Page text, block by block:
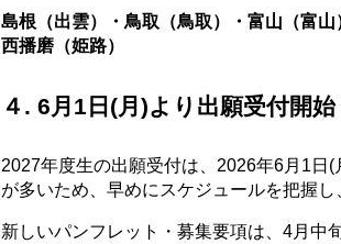
島根（出雲）・鳥取（鳥取）・富山（富
西播磨（姫路）
４. 6月1日(月)より出願受付開始
2027年度生の出願受付は、2026年6月1日(
が多いため、早めにスケジュールを把握
新しいパンフレット・募集要項は、4月中